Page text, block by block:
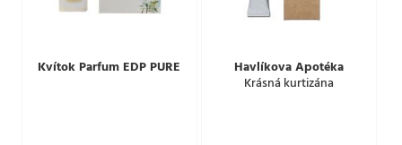
Kvítok Parfum EDP PURE Havlíkova Apotéka
Krásná kurtizána